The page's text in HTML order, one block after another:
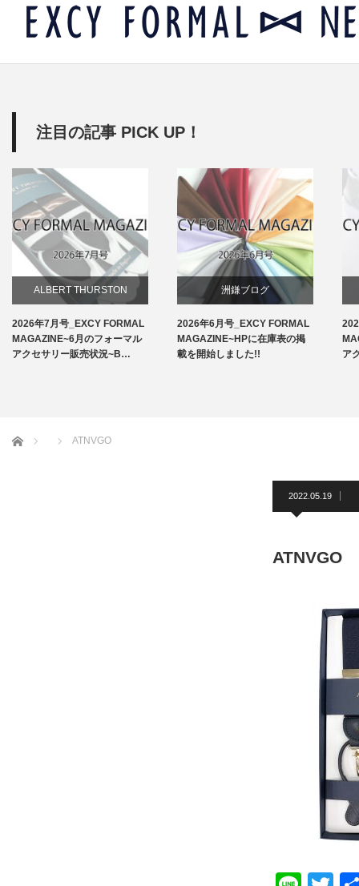
注目の記事 PICK UP！
ALBERT THURSTON
お知らせ
2026年7月号_EXCY FORMAL
MAGAZINE~6月のフォーマル
アクセサリー販売状況~B…
洲鎌ブログ
2026年6月号_EXCY FORMAL
MAGAZINE~HPに在庫表の掲
載を開始しました!!
ア
ホーム ATNVGO
2022.05.19
ATNVGO